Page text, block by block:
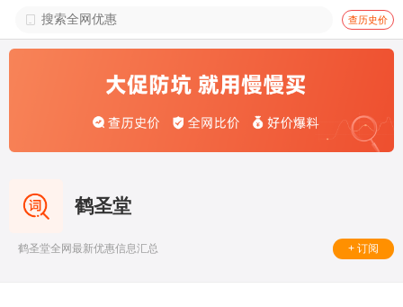
 查历史价
鹤圣堂
鹤圣堂全网最新优惠信息汇总 + 订阅